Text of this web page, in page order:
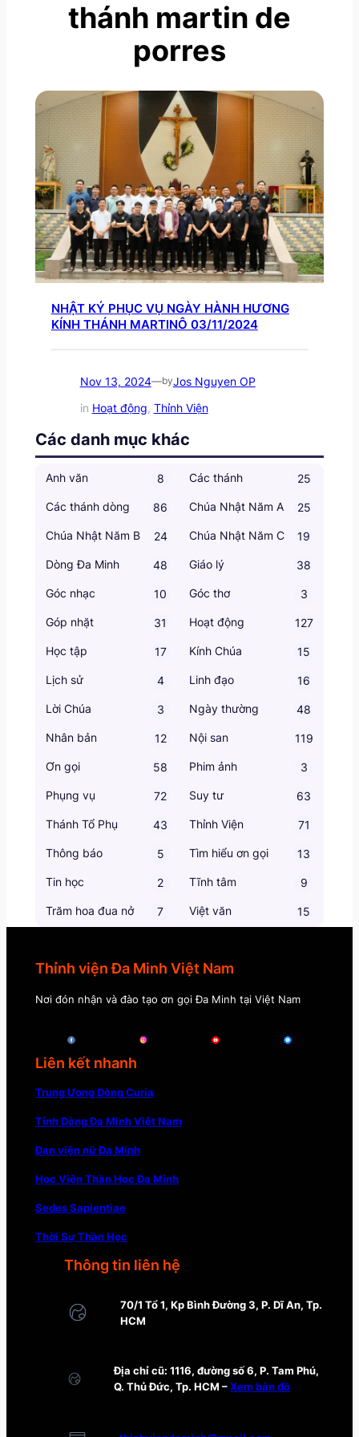
thánh martin de
porres
NHẬT KÝ PHỤC VỤ NGÀY HÀNH HƯƠNG
KÍNH THÁNH MARTINÔ 03/11/2024
Nov 13, 2024—byJos Nguyen OP
in Hoạt động, Thỉnh Viện
Các danh mục khác
Anh văn 8 Các thánh 25
Các thánh dòng 86 Chúa Nhật Năm A 25
Chúa Nhật Năm B 24 Chúa Nhật Năm C 19
Dòng Đa Minh 48 Giáo lý 38
Góc nhạc 10 Góc thơ 3
Góp nhặt 31 Hoạt động 127
Học tập 17 Kính Chúa 15
Lịch sử 4 Linh đạo 16
Lời Chúa 3 Ngày thường 48
Nhân bản 12 Nội san 119
Ơn gọi 58 Phim ảnh 3
Phụng vụ 72 Suy tư 63
Thánh Tổ Phụ 43 Thỉnh Viện 71
Thông báo 5 Tìm hiểu ơn gọi 13
Tin học 2 Tĩnh tâm 9
Trăm hoa đua nở 7 Việt văn 15
Thỉnh viện Đa Minh Việt Nam
Nơi đón nhận và đào tạo ơn gọi Đa Minh tại Việt Nam
Liên kết nhanh
Trung Ương Dòng Curia
Tỉnh Dòng Đa Minh Việt Nam
Đan viện nữ Đa Minh
Học Viện Thần Học Đa Minh
Sedes Sapientiae
Thời Sự Thần Học
Thông tin liên hệ
70/1 Tổ 1, Kp Bình Đường 3, P. Dĩ An, Tp.
HCM
Địa chỉ cũ: 1116, đường số 6, P. Tam Phú,
Q. Thủ Đức, Tp. HCM –Xem bản đồ